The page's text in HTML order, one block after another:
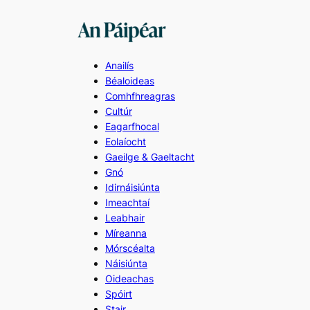
Anailís
Béaloideas
Comhfhreagras
Cultúr
Eagarfhocal
Eolaíocht
Gaeilge & Gaeltacht
Gnó
Idirnáisiúnta
Imeachtaí
Leabhair
Míreanna
Mórscéalta
Náisiúnta
Oideachas
Spóirt